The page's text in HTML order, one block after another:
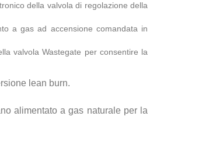
della valvola di regolazione della
a gas ad accensione comandata in
valvola Wastegate per consentire la
lean burn.
alimentato a gas naturale per la